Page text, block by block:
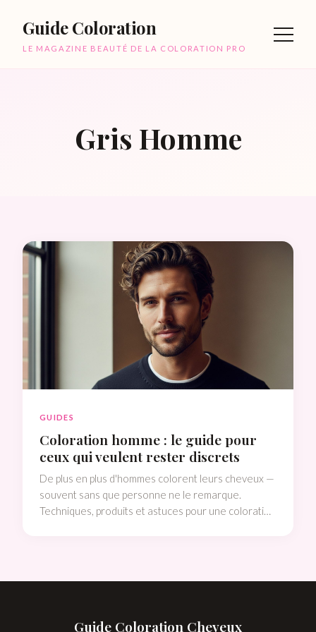
Guide Coloration
LE MAGAZINE BEAUTÉ DE LA COLORATION PRO
Gris Homme
GUIDES
Coloration homme : le guide pour
ceux qui veulent rester discrets
De plus en plus d'hommes colorent leurs cheveux —
souvent sans que personne ne le remarque.
Techniques, produits et astuces pour une coloration
Guide Coloration Cheveux